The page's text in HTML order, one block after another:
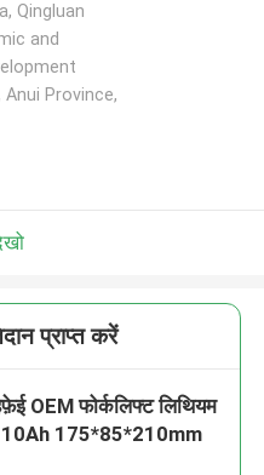
Qingluan
and
Province,
प्राप्त करें
OEM फोर्कलिफ्ट लिथियम
10Ah 175*85*210mm